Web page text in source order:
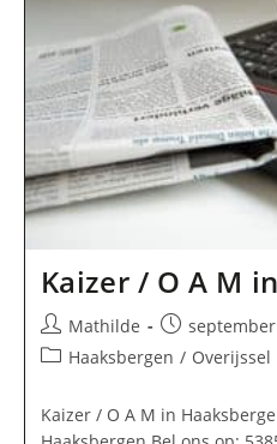
Kaizer / O A M
Bericht
auteur:
Mathilde
Bericht
gepubliceerd
Berichtcategorie:
Haaksbergen / Overijssel
Kaizer / O A M in